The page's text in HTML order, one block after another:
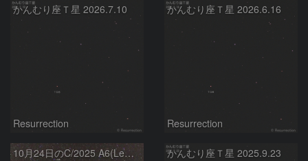
かんむり座Ｔ星 2026.7.10
Resurrection
かんむり座Ｔ星 2026.6.16
Resurrection
10月24日のC/2025 A6(Lemmon)とT CrB かんむり座Ｔ星 2025.9.23